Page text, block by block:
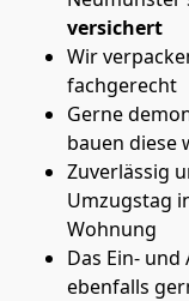
versichert
Wir
fachgerecht
Gerne
bauen diese
Zuverlässig
Umzugstag
Wohnung
Das Ein-
ebenfalls